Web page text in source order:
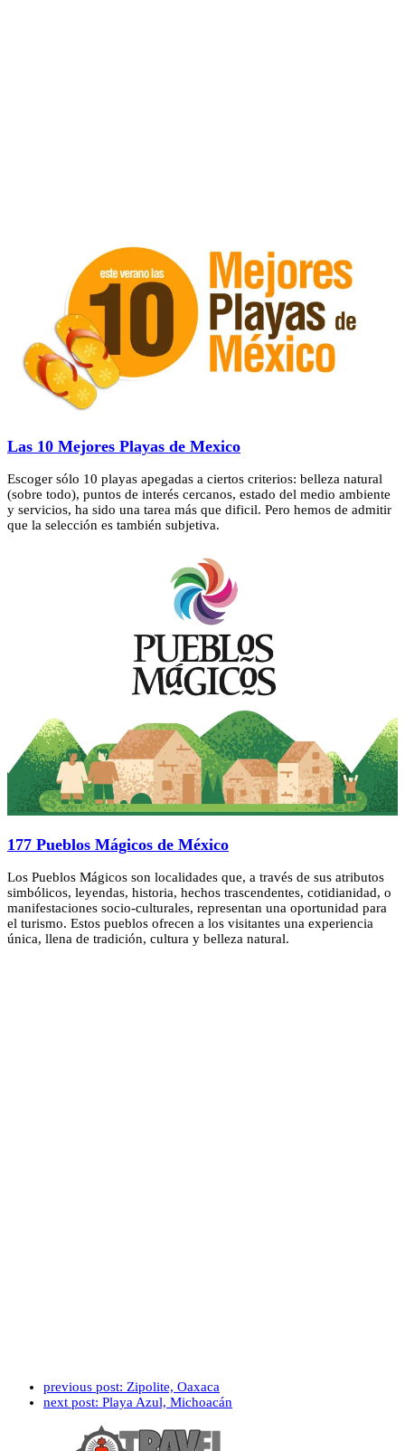
Las 10 Mejores Playas de Mexico
Escoger sólo 10 playas apegadas a ciertos criterios: belleza natural
(sobre todo), puntos de interés cercanos, estado del medio ambiente
y servicios, ha sido una tarea más que dificil. Pero hemos de admitir
que la selección es también subjetiva.
177 Pueblos Mágicos de México
Los Pueblos Mágicos son localidades que, a través de sus atributos
simbólicos, leyendas, historia, hechos trascendentes, cotidianidad, o
manifestaciones socio-culturales, representan una oportunidad para
el turismo. Estos pueblos ofrecen a los visitantes una experiencia
única, llena de tradición, cultura y belleza natural.
previous post: Zipolite, Oaxaca
next post: Playa Azul, Michoacán